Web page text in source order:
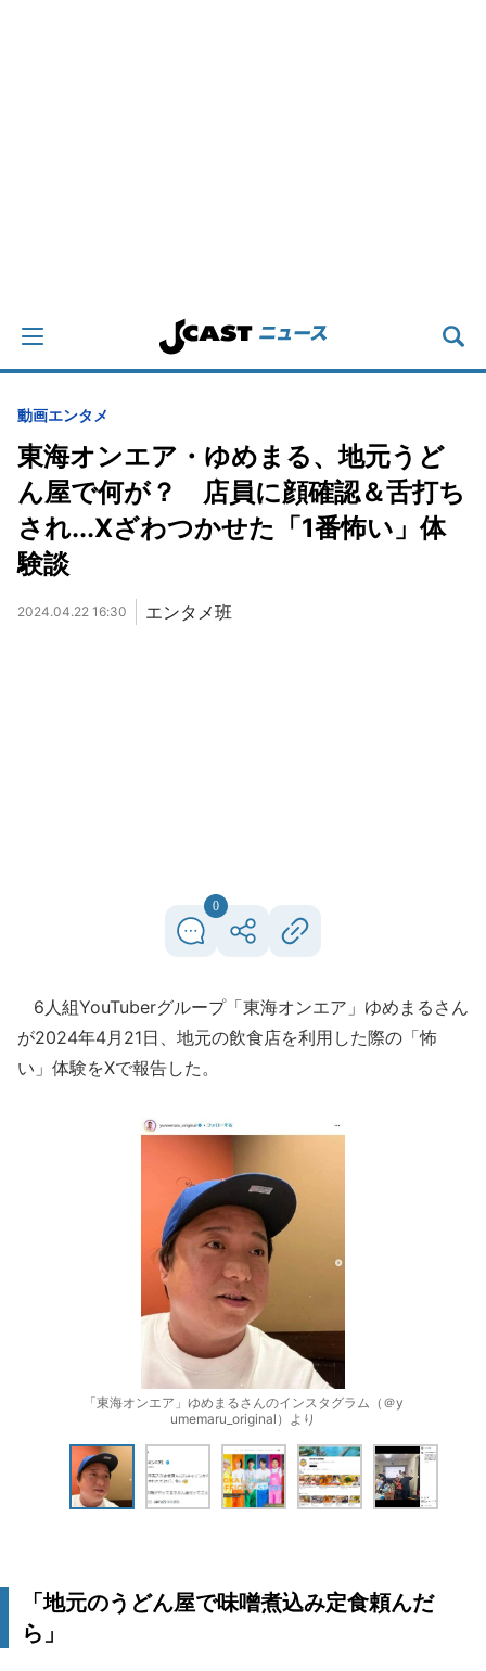
動画エンタメ
東海オンエア・ゆめまる、地元うど
ん屋で何が？ 店員に顔確認＆舌打ち
され...Xざわつかせた「1番怖い」体
験談
2024.04.22 16:30 エンタメ班
0
6人組YouTuberグループ「東海オンエア」ゆめまるさん
が2024年4月21日、地元の飲食店を利用した際の「怖
い」体験をXで報告した。
「東海オンエア」ゆめまるさんのインスタグラム（＠y
umemaru_original）より
「地元のうどん屋で味噌煮込み定食頼んだ
ら」